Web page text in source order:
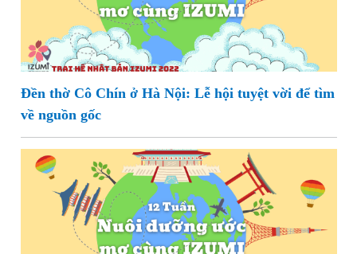
Đền thờ Cô Chín ở Hà Nội: Lễ hội tuyệt vời để tìm
về nguồn gốc